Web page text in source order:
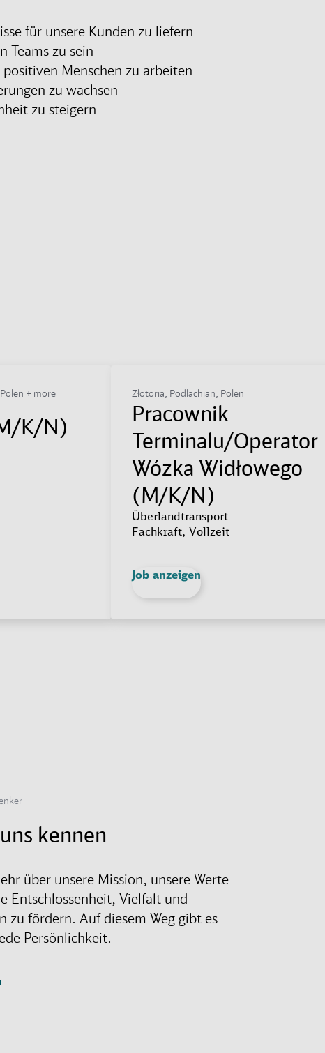
für unsere Kunden zu liefern
Teams zu sein
Menschen zu arbeiten
zu wachsen
zu steigern
K/N)
+ more
Pracownik
Terminalu/Operator
Wózka Widłowego
(M/K/N)
Złotoria, Podlachian, Polen
Überlandtransport
Fachkraft, Vollzeit
Job anzeigen
kennen
über unsere Mission, unsere Werte
Entschlossenheit, Vielfalt und
zu fördern. Auf diesem Weg gibt es
Persönlichkeit.